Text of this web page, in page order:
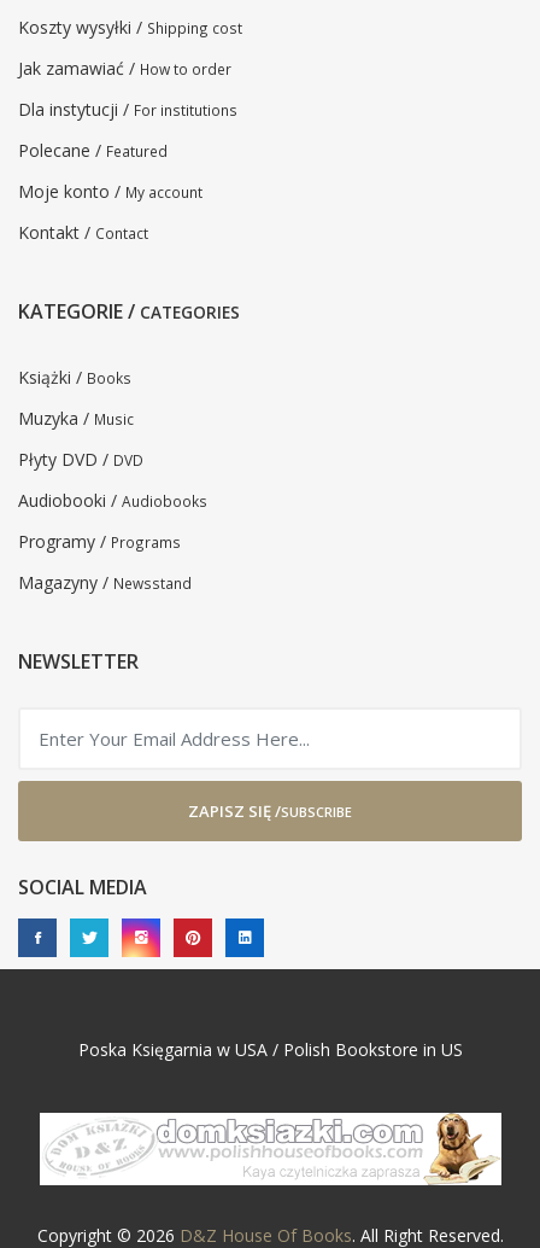
Koszty wysyłki / Shipping cost
Jak zamawiać / How to order
Dla instytucji / For institutions
Polecane / Featured
Moje konto / My account
Kontakt / Contact
KATEGORIE / CATEGORIES
Książki / Books
Muzyka / Music
Płyty DVD / DVD
Audiobooki / Audiobooks
Programy / Programs
Magazyny / Newsstand
NEWSLETTER
ZAPISZ SIĘ /SUBSCRIBE
SOCIAL MEDIA
Poska Księgarnia w USA / Polish Bookstore in US
Copyright © 2026 D&Z House Of Books. All Right Reserved.